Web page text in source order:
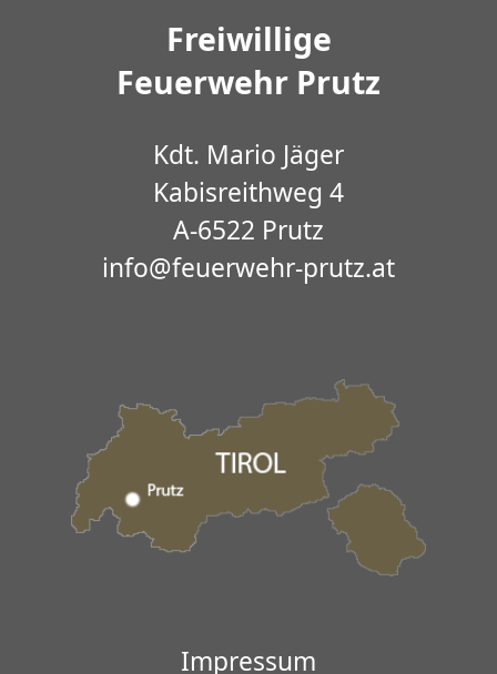
Freiwillige
Feuerwehr Prutz
Kdt. Mario Jäger
Kabisreithweg 4
A-6522 Prutz
info@feuerwehr-prutz.at
Impressum